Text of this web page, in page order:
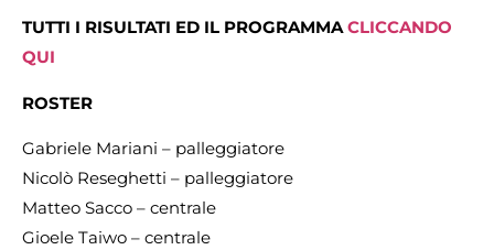
TUTTI I RISULTATI ED IL PROGRAMMACLICCANDO
QUI
ROSTER
Gabriele Mariani – palleggiatore
Nicolò Reseghetti – palleggiatore
Matteo Sacco – centrale
Gioele Taiwo – centrale